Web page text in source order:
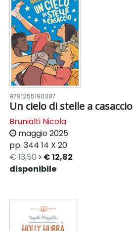
9791255190387
Un cielo di stelle a casaccio
Brunialti Nicola
maggio 2025
pp. 344 14 X 20
€ 13,50
€ 12,82
disponibile